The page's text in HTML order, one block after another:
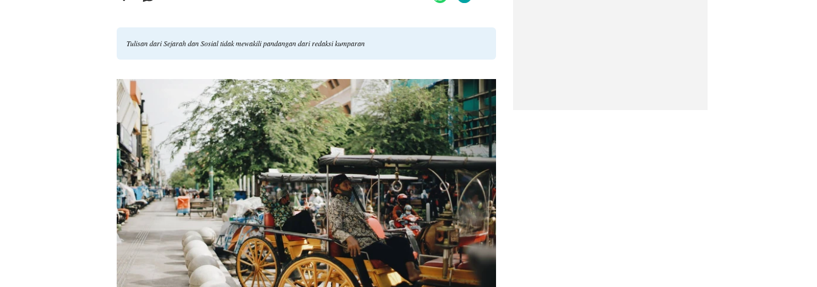
Tulisan dari Sejarah dan Sosial tidak mewakili pandangan dari redaksi kumparan